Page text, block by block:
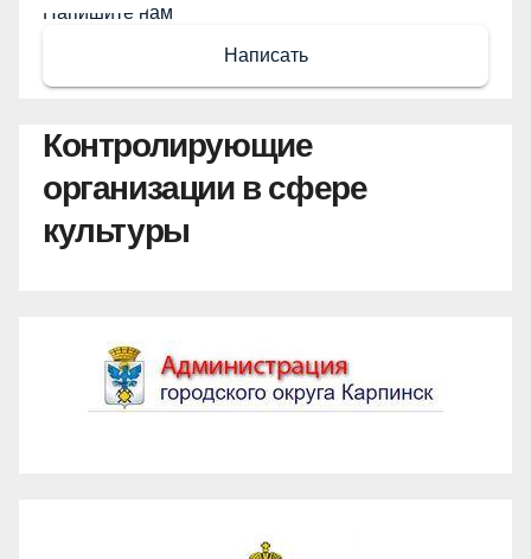
Напишите нам
Написать
Контролирующие
организации в сфере
культуры